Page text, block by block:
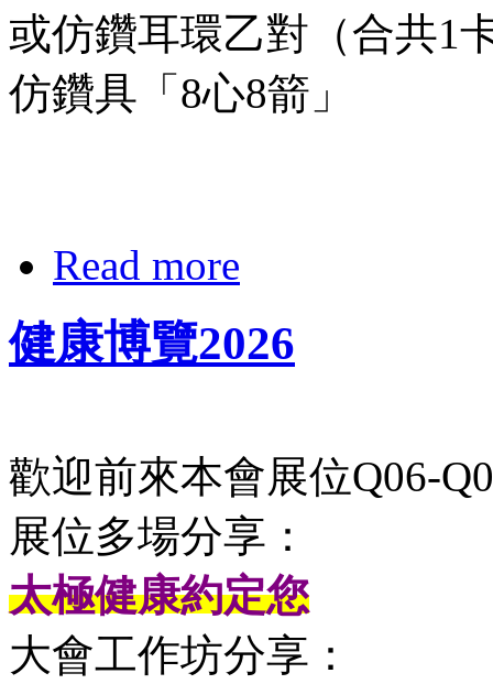
或仿鑽耳環乙對（合共1
仿鑽具「8心8箭」
Read more
健康博覽2026
歡迎前來本會展位Q06-
展位多場分享：
太極健康約定您
大會工作坊分享：